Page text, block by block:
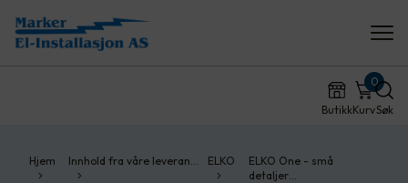
ButikkKurv
0
Søk
Hjem Innhold fra våre leveran… ELKO
ELKO One - små
detaljer…